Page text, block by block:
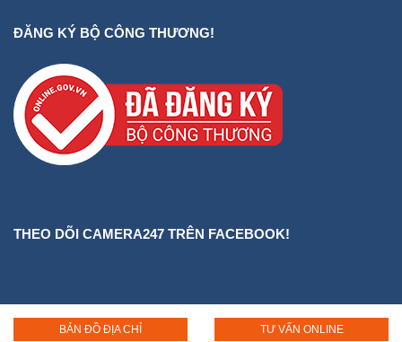
ĐĂNG KÝ BỘ CÔNG THƯƠNG!
THEO DÕI CAMERA247 TRÊN FACEBOOK!
BẢN ĐỒ ĐỊA CHỈ TƯ VẤN ONLINE